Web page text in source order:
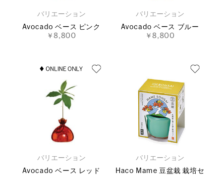
バリエーション
Avocado ベース ピンク
￥8,800
バリエーション
Avocado ベース ブルー
￥8,800
バリエーション
Avocado ベース レッド
バリエーション
Haco Mame 豆盆栽 栽培セ